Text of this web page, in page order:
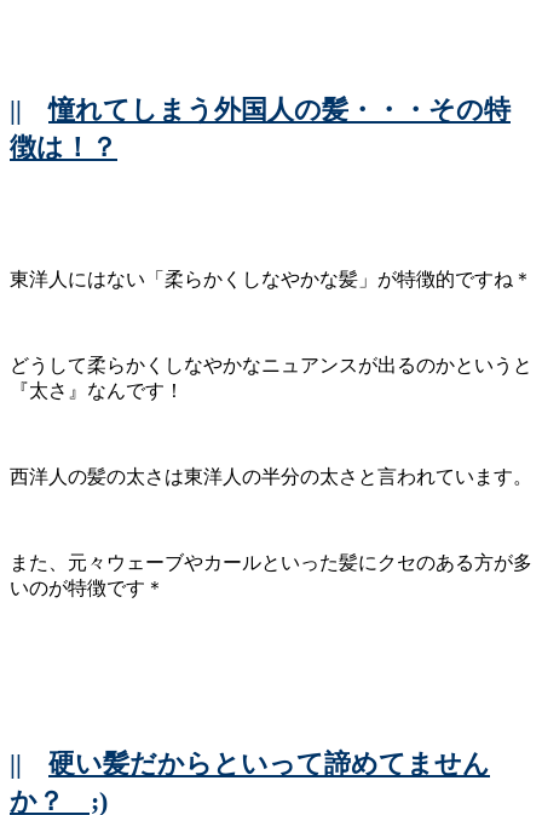
||憧れてしまう外国人の髪・・・その特
徴は！？
東洋人にはない「柔らかくしなやかな髪」が特徴的ですね＊
どうして柔らかくしなやかなニュアンスが出るのかというと
『太さ』なんです！
西洋人の髪の太さは東洋人の半分の太さと言われています。
また、元々ウェーブやカールといった髪にクセのある方が多
いのが特徴です＊
|| 硬い髪だからといって諦めてません
か？ ;)